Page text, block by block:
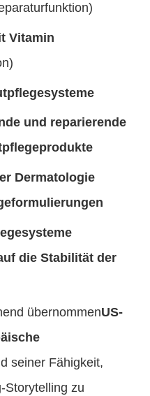
Vitamin
und reparierende
Dermatologie
die Stabilität der
übernommenUS-
seiner Fähigkeit,
Storytelling zu